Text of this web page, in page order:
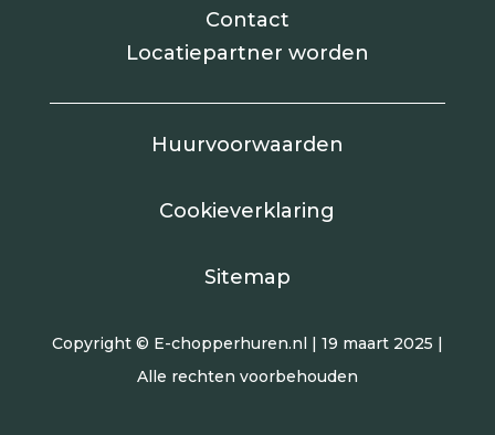
Contact
Locatiepartner worden
Huurvoorwaarden
Cookieverklaring
Sitemap
Copyright © E-chopperhuren.nl | 19 maart 2025 |
Alle rechten voorbehouden